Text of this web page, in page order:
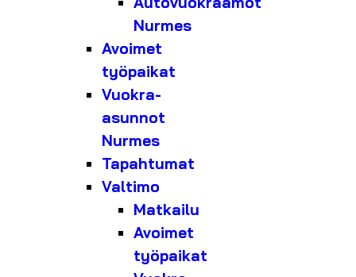
Nurmes
Avoimet
työpaikat
Vuokra-
asunnot
Nurmes
Tapahtumat
Valtimo
Matkailu
Avoimet
työpaikat